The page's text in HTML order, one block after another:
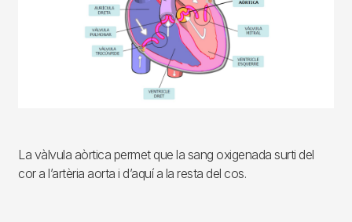
La vàlvula aòrtica permet que la sang oxigenada surti del
cor a l’artèria aorta i d’aquí a la resta del cos.